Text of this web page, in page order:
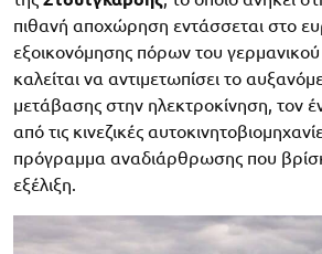
πιθανή αποχώρηση εντάσσεται στο
εξοικονόμησης πόρων του
καλείται να αντιμετωπίσει το
μετάβασης στην ηλεκτροκίνηση, τον
από τις κινεζικές
πρόγραμμα αναδιάρθρωσης που
εξέλιξη.